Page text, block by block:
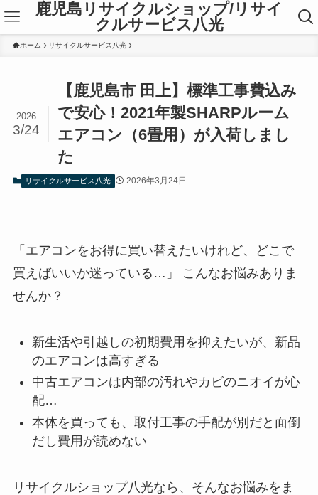
鹿児島リサイクルショップ/リサイ
クルサービス八光
ホーム リサイクルサービス八光
【鹿児島市 田上】標準工事費込み
で安心！2021年製SHARPルーム
エアコン（6畳用）が入荷しまし
た
2026
3/24
リサイクルサービス八光 2026年3月24日
「エアコンをお得に買い替えたいけれど、どこで
買えばいいか迷っている…」 こんなお悩みありま
せんか？
新生活や引越しの初期費用を抑えたいが、新品
のエアコンは高すぎる
中古エアコンは内部の汚れやカビのニオイが心
配…
本体を買っても、取付工事の手配が別だと面倒
だし費用が読めない
リサイクルショップ八光なら、そんなお悩みをま